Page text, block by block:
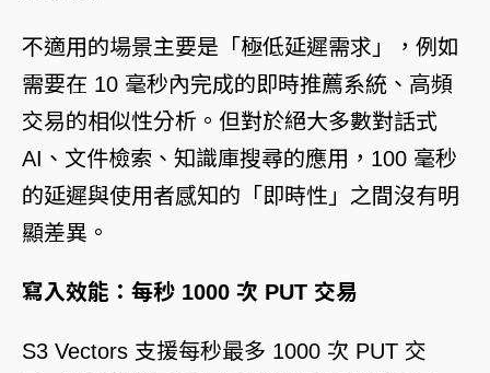
不適用的場景主要是「極低延遲需求」，例如
需要在 10 毫秒內完成的即時推薦系統、高頻
交易的相似性分析。但對於絕大多數對話式
AI、文件檢索、知識庫搜尋的應用，100 毫秒
的延遲與使用者感知的「即時性」之間沒有明
顯差異。
寫入效能：每秒 1000 次 PUT 交易
S3 Vectors 支援每秒最多 1000 次 PUT 交